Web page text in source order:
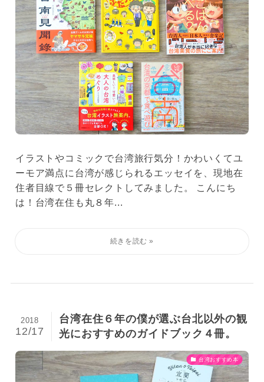
イラストやコミックで台湾旅行気分！かわいくてユ
ーモア満点に台湾が感じられるエッセイを、現地在
住者目線で５冊セレクトしてみました。 こんにち
は！台湾在住も丸８年...
台湾在住６年の僕が選ぶ台北以外の観
光におすすめのガイドブック４冊。
2018
12/17
台湾おすすめ本